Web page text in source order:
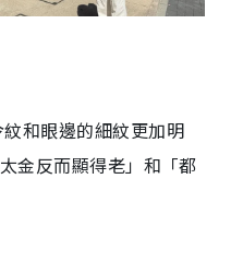
和眼邊的細紋更加明
金反而顯得老」和「都